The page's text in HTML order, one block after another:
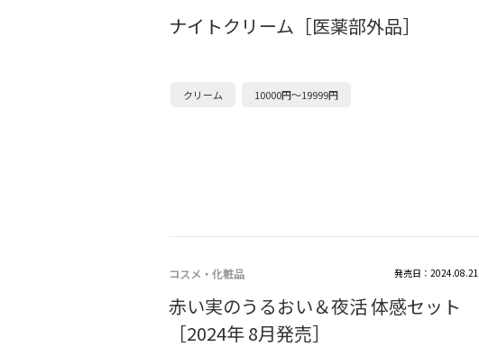
ナイトクリーム［医薬部外品］
クリーム 10000円～19999円
コスメ・化粧品 発売日：2024.08.21
赤い実のうるおい＆夜活 体感セット
［2024年 8月発売］